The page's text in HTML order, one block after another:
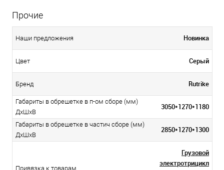
Прочие
Наши предложения Новинка
Цвет Серый
Бренд Rutrike
Габариты в обрешетке в п-ом сборе (мм)
ДxШxВ
3050*1270*1180
Габариты в обрешетке в частич сборе (мм)
ДxШxВ
2850*1270*1300
Привязка к товарам
Грузовой
электротрицикл